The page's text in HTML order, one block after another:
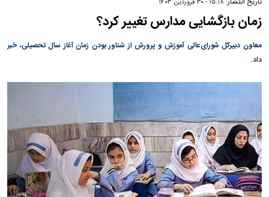
۱۵:۱۸ - ۳۰ فروردين ۱۴۰۳
زمان بازگشایی مدارس تغییر کرد؟
معاون دبیرکل شورای‌عالی آموزش و پرورش از شناور بودن زمان آغاز سال تحصیلی، خبر
داد.